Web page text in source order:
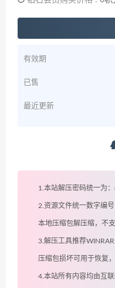
有效期
已售
最近更新
1.本站解压密码统一为：
2.资源文件统一数字编
本地压缩包解压缩，不
3.解压工具推荐
压缩包损坏可用于恢复
4.本站所有内容均由互